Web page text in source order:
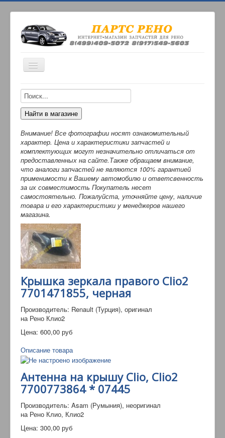
Включить/
выключить
ИНТЕРНЕТ-МАГАЗИН
О НАС
КОНТАКТЫ
ДОСТАВКА
Внимание! Все фотографии носят ознакомительный
характер. Цена и характеристики запчастей и
комплектующих могут незначительно отличаться от
предоставленных на сайте.Также обращаем внимание,
что аналоги запчастей не являются 100% гарантией
применимости к Вашему автомобилю и ответсвенность
за их совместимость Покупатель несет
самостоятельно. Пожалуйста, уточняйте цену, наличие
товара и его характеристики у менеджеров нашего
магазина.
Крышка зеркала правого Clio2
7701471855, черная
Производитель: Renault (Турция), оригинал
на Рено Клио2
Цена: 600,00 руб
Описание товара
Антенна на крышу Clio, Clio2
7700773864 * 07445
Производитель: Asam (Румыния), неоригинал
на Рено Клио, Клио2
Цена: 300,00 руб